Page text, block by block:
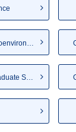
Interdisciplinary Graduate Sc...